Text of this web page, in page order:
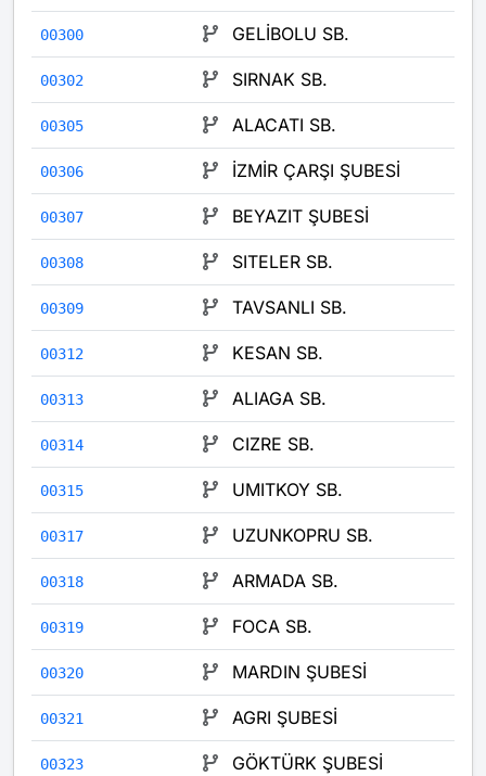
00300 GELİBOLU SB.
00302 SIRNAK SB.
00305 ALACATI SB.
00306 İZMİR ÇARŞI ŞUBESİ
00307 BEYAZIT ŞUBESİ
00308 SITELER SB.
00309 TAVSANLI SB.
00312 KESAN SB.
00313 ALIAGA SB.
00314 CIZRE SB.
00315 UMITKOY SB.
00317 UZUNKOPRU SB.
00318 ARMADA SB.
00319 FOCA SB.
00320 MARDIN ŞUBESİ
00321 AGRI ŞUBESİ
00323 GÖKTÜRK ŞUBESİ